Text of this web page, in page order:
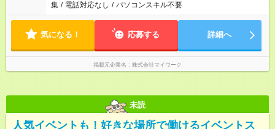
集 / 電話対応なし / パソコンスキル不要
気になる！ 応募する 詳細へ
掲載元企業名 株式会社マイワーク
未読
人気イベントも！好きな場所で働けるイベントス